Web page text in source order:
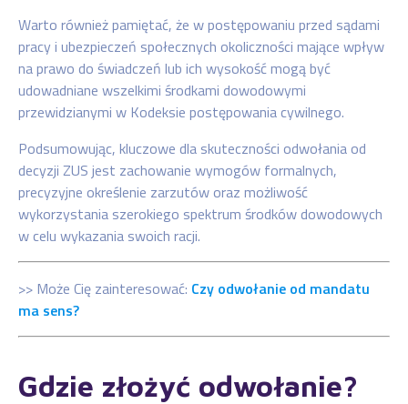
Warto również pamiętać, że w postępowaniu przed sądami
pracy i ubezpieczeń społecznych okoliczności mające wpływ
na prawo do świadczeń lub ich wysokość mogą być
udowadniane wszelkimi środkami dowodowymi
przewidzianymi w Kodeksie postępowania cywilnego.
Podsumowując, kluczowe dla skuteczności odwołania od
decyzji ZUS jest zachowanie wymogów formalnych,
precyzyjne określenie zarzutów oraz możliwość
wykorzystania szerokiego spektrum środków dowodowych
w celu wykazania swoich racji.
>> Może Cię zainteresować: Czy odwołanie od mandatu
ma sens?
Gdzie złożyć odwołanie?